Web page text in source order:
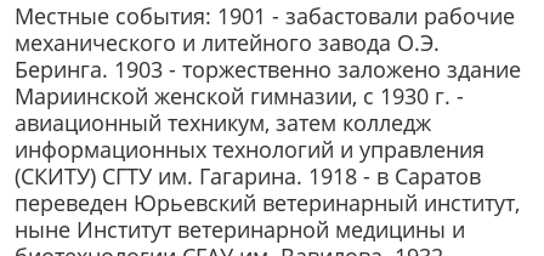
Местные события: 1901 - забастовали рабочие
механического и литейного завода О.Э.
Беринга. 1903 - торжественно заложено здание
Мариинской женской гимназии, с 1930 г. -
авиационный техникум, затем колледж
информационных технологий и управления
(СКИТУ) СГТУ им. Гагарина. 1918 - в Саратов
переведен Юрьевский ветеринарный институт,
ныне Институт ветеринарной медицины и